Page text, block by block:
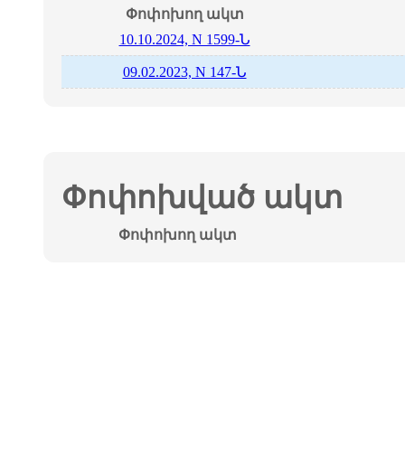
Փոփոխող ակտ
10.10.2024, N 1599-Ն
09.02.2023, N 147-Ն
Փոփոխված ակտ
Փոփոխող ակտ